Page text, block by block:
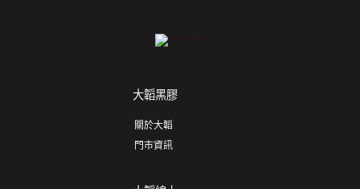
大韜黑膠
關於大韜
門市資訊